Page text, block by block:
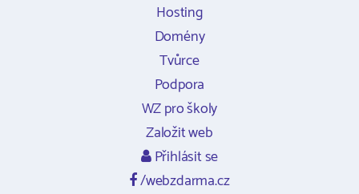
Hosting
Domény
Tvůrce
Podpora
WZ pro školy
Založit web
Přihlásit se
/webzdarma.cz